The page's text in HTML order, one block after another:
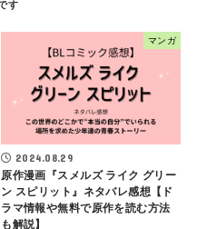
マンガ
2024.08.29
原作漫画『スメルズ ライク グリー
ン スピリット』ネタバレ感想【ド
ラマ情報や無料で原作を読む方法
も解説】